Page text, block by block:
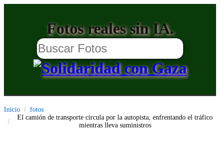
Fotos reales sin IA.
Inicio
fotos
El camión de transporte circula por la autopista, enfrentando el tráfico
mientras lleva suministros